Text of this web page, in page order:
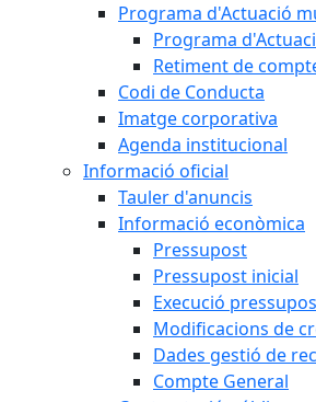
Programa d'Actuació
Programa
Retiment de
Codi de Conducta
Imatge corporativa
Agenda institucional
Informació oficial
Tauler d'anuncis
Informació econòmica
Pressupost
Pressupost inicial
Execució
Modificacions de
Dades gestió de
Compte General